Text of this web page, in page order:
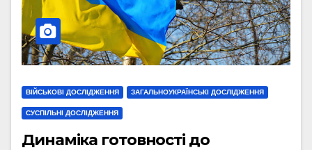
ВІЙСЬКОВІ ДОСЛІДЖЕННЯ ЗАГАЛЬНОУКРАЇНСЬКІ ДОСЛІДЖЕННЯ
СУСПІЛЬНІ ДОСЛІДЖЕННЯ
Динаміка готовності до